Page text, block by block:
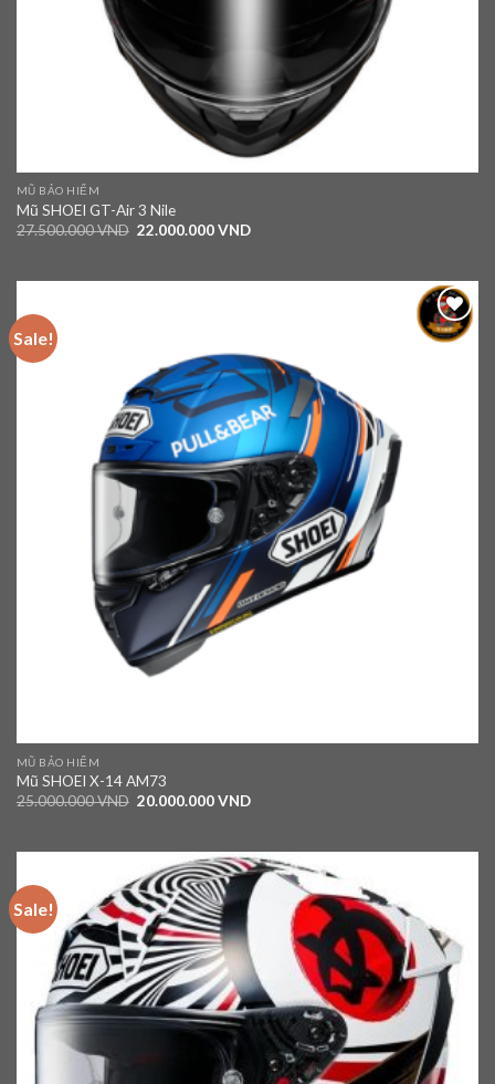
MŨ BẢO HIỂM
Mũ SHOEI GT-Air 3 Nile
27.500.000VND 22.000.000VND
Sale!
Add to
MŨ BẢO HIỂM
Mũ SHOEI X-14 AM73
25.000.000VND 20.000.000VND
Sale!
wishlist